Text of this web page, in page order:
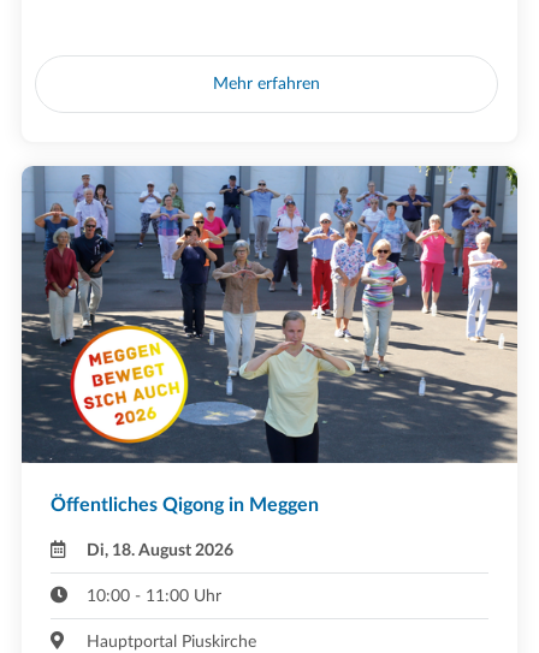
Mehr erfahren
Öffentliches Qigong in Meggen
Di, 18. August 2026
10:00 - 11:00 Uhr
Hauptportal Piuskirche